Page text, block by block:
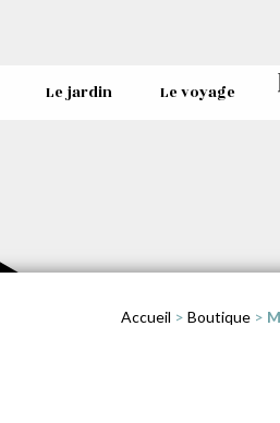
Le jardin Le voyage
Accueil > Boutique>